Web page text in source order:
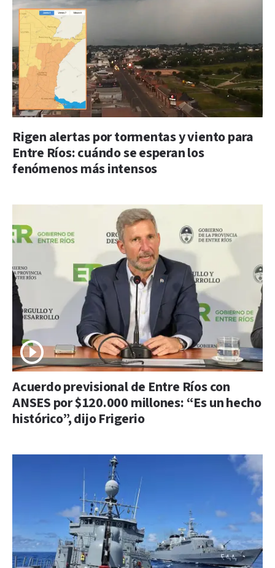
Rigen alertas por tormentas y viento para
Entre Ríos: cuándo se esperan los
fenómenos más intensos
Acuerdo previsional de Entre Ríos con
ANSES por $120.000 millones: “Es un hecho
histórico”, dijo Frigerio